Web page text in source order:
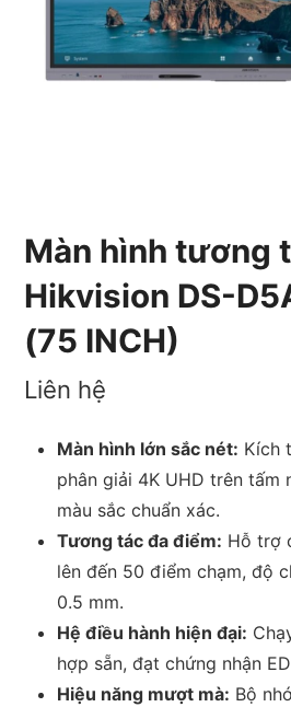
Màn hình tương
Hikvision DS-
(75 INCH)
Liên hệ
Màn hình lớn sắc nét: Kích
phân giải 4K UHD trên tấm
màu sắc chuẩn xác.
Tương tác đa điểm: Hỗ trợ
lên đến 50 điểm chạm, độ
0.5 mm.
Hệ điều hành hiện đại:
hợp sẵn, đạt chứng nhận
Hiệu năng mượt mà: Bộ